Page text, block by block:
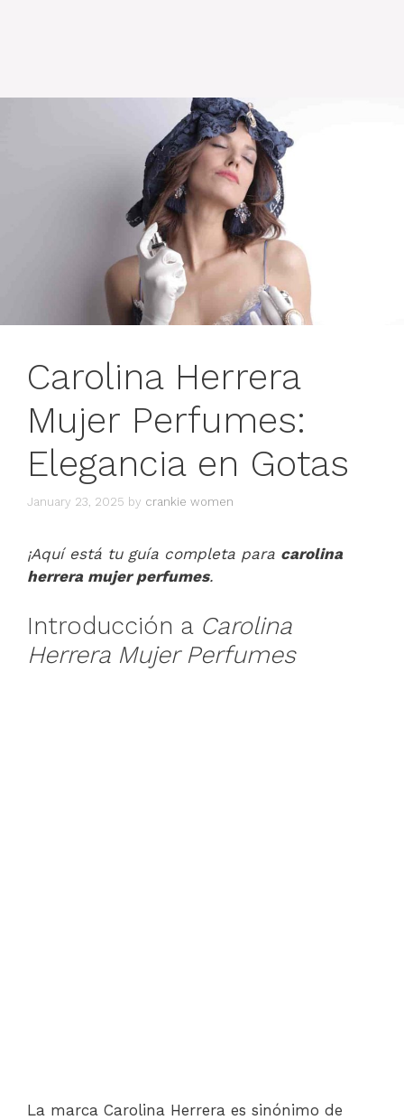
Carolina Herrera
Mujer Perfumes:
Elegancia en Gotas
January 23, 2025 by crankie women
¡Aquí está tu guía completa para carolina
herrera mujer perfumes.
Introducción a Carolina
Herrera Mujer Perfumes
La marca Carolina Herrera es sinónimo de